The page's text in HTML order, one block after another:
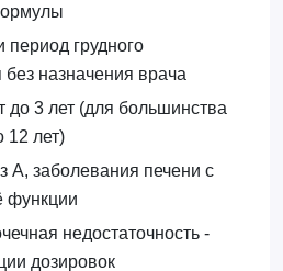
период грудного
назначения врача
до 3 лет (для большинства
12 лет)
А, заболевания печени с
функции
недостаточность -
дозировок